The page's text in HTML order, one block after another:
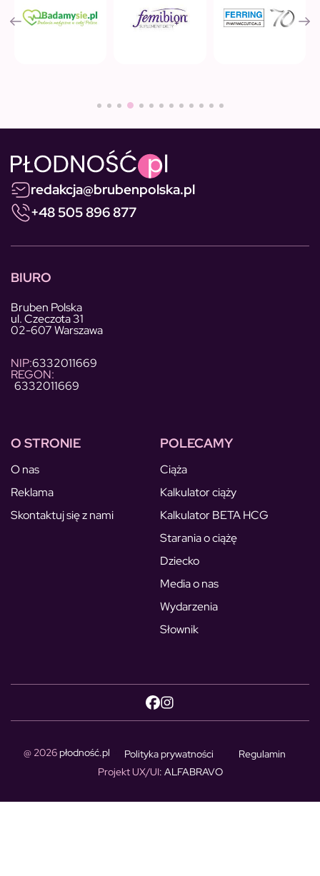
redakcja@brubenpolska.pl
+48 505 896 877
BIURO
Bruben Polska
ul. Czeczota 31
02-607 Warszawa
NIP:6332011669
REGON:
6332011669
O STRONIE
O nas
Reklama
Skontaktuj się z nami
POLECAMY
Ciąża
Kalkulator ciąży
Kalkulator BETA HCG
Starania o ciążę
Dziecko
Media o nas
Wydarzenia
Słownik
@ 2026płodność.pl Polityka prywatności
Regulamin
Projekt UX/UI: ALFABRAVO